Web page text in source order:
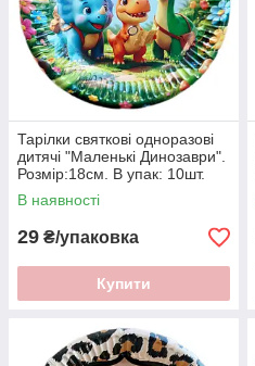
Тарілки святкові одноразові
дитячі "Маленькi Динозаври".
Розмір:18см. В упак: 10шт.
В наявності
29 ₴/упаковка
Купити